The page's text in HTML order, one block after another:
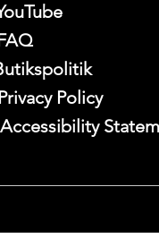
Policy
Accessibility